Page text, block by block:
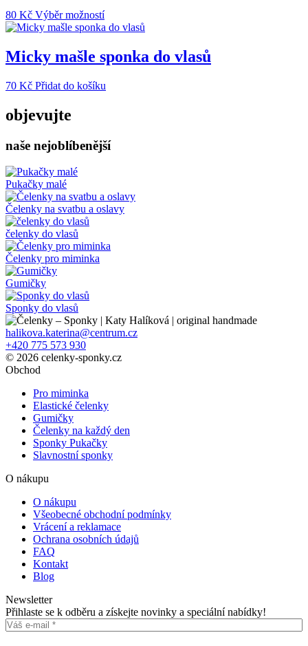
80 Kč Výběr možnostíTento
produkt
variant.
lze
produktu
Micky mašle sponka do vlasů
70 Kč Přidat do košíku
objevujte
naše nejoblíbenější
Pukačky malé
Čelenky na svatbu a oslavy
čelenky do vlasů
Čelenky pro miminka
Gumičky
Sponky do vlasů
halikova.katerina@centrum.cz
+420 775 573 930
© 2026 celenky-sponky.cz
Obchod
Pro miminka
Elastické čelenky
Gumičky
Čelenky na každý den
Sponky Pukačky
Slavnostní sponky
O nákupu
O nákupu
Všeobecné obchodní podmínky
Vrácení a reklamace
Ochrana osobních údajů
FAQ
Kontakt
Blog
Newsletter
Přihlaste se k odběru a získejte novinky a speciální nabídky!